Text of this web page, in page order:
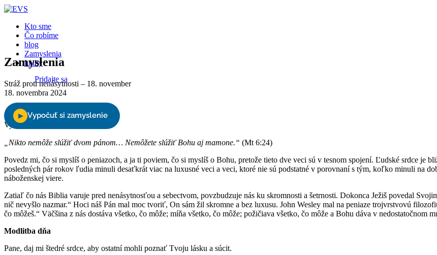
Kto sme
Čo robíme
blog
Zamyslenia
knihy
Pridajte sa
Vyberte stranu
Zamyslenia
Stráž proti nenásytnosti – 18. november
18. novembra 2024
„Nikto nemôže slúžiť dvom pánom… Nemôžete slúžiť Bohu aj mamone.“ (Mt 6:24)
Povedz mi, čo si myslíš o peniazoch, a ja ti poviem, čo si myslíš o Bohu, pretože tieto dve veci sú v tesnom spojení. Ľudské srdce je
posledných pár rokov ľudia minuli desaťkrát viac na luxusné veci a veci, ktoré nie sú podstatné v porovnaní s tým, koľko minuli na
náboženskej viere.
Zatiaľ čo nás Biblia varuje pred nenásytnosťou a sebectvom, povzbudzuje nás ku skromnosti a šetrnosti. Dokonca Ježiš povedal
nič nevyšlo nazmar.“ Hoci náš Pán mal moc tvoriť, On sám žil skromne a bez luxusu. John Wesley mal na peniaze trojvrstvovú
čo môžeš.“ Väčšina z nás dostáva všetko, čo môže; míňa všetko, čo môže; požičiava všetko, čo môže a Bohu dáva v nedostatočnom
Modlitba dňa
Pane, daj mi štedré srdce, aby ostatní mohli poznať Tvoju lásku a súcit.